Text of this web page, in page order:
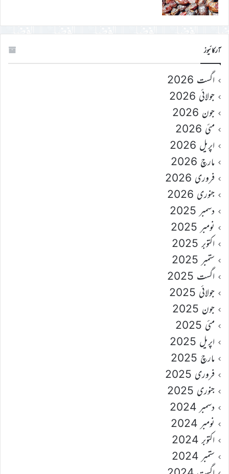
آرکائیوز
اگست 2026
جولائی 2026
جون 2026
مئی 2026
اپریل 2026
مارچ 2026
فروری 2026
جنوری 2026
دسمبر 2025
نومبر 2025
اکتوبر 2025
ستمبر 2025
اگست 2025
جولائی 2025
جون 2025
مئی 2025
اپریل 2025
مارچ 2025
فروری 2025
جنوری 2025
دسمبر 2024
نومبر 2024
اکتوبر 2024
ستمبر 2024